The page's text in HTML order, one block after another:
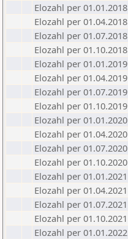
Elozahl per 01.01.2018
Elozahl per 01.04.2018
Elozahl per 01.07.2018
Elozahl per 01.10.2018
Elozahl per 01.01.2019
Elozahl per 01.04.2019
Elozahl per 01.07.2019
Elozahl per 01.10.2019
Elozahl per 01.01.2020
Elozahl per 01.04.2020
Elozahl per 01.07.2020
Elozahl per 01.10.2020
Elozahl per 01.01.2021
Elozahl per 01.04.2021
Elozahl per 01.07.2021
Elozahl per 01.10.2021
Elozahl per 01.01.2022